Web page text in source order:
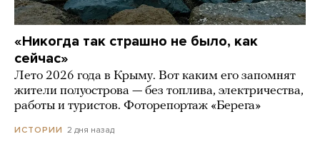
«Никогда так страшно не было, как
сейчас»
Лето 2026 года в Крыму. Вот каким его запомнят
жители полуострова — без топлива, электричества,
работы и туристов. Фоторепортаж «Берега»
ИСТОРИИ 2 дня назад